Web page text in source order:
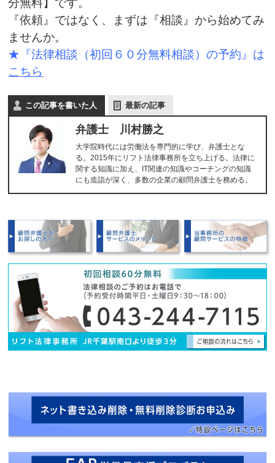
分無料】です。
『依頼』ではなく、まずは『相談』から始めてみ
ませんか。
★『法律相談（初回６０分無料相談）の予約』は
こちら
この記事を書いた人 最新の記事
弁護士 川村勝之
大学院時代には労働法を専門的に学び、弁護士とな
る。2015年にリフト法律事務所を立ち上げる。法律に
関する知識に加え、IT関連の知識やコーチングの知識
にも造詣が深く、多数の企業の顧問弁護士を務める。